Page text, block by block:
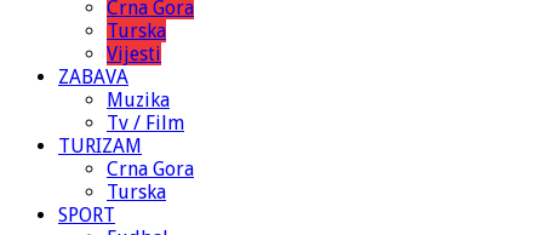
Crna Gora
Turska
Vijesti
ZABAVA
Muzika
Tv / Film
TURIZAM
Crna Gora
Turska
SPORT